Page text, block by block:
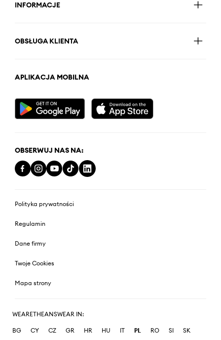
INFORMACJE
OBSŁUGA KLIENTA
APLIKACJA MOBILNA
OBSERWUJ NAS NA:
Polityka prywatności
Regulamin
Dane firmy
Twoje Cookies
Mapa strony
WEARETHEANSWEAR IN:
BG CY CZ GR HR HU IT PL RO SI SK